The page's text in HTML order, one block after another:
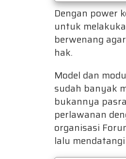
Dengan power
untuk
berwenang
hak.
Model dan
sudah banyak
bukannya
perlawanan
organisasi
lalu